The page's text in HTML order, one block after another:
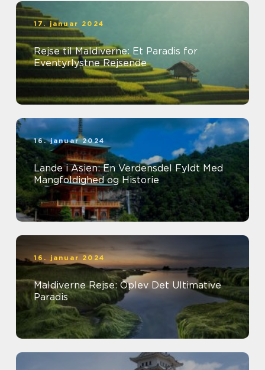
17. januar 2024
Rejse til Maldiverne: Et Paradis for
Eventyrlystne Rejsende
16. januar 2024
Lande i Asien: En Verdensdel Fyldt Med
Mangfoldighed og Historie
16. januar 2024
Maldiverne Rejse: Oplev Det Ultimative
Paradis